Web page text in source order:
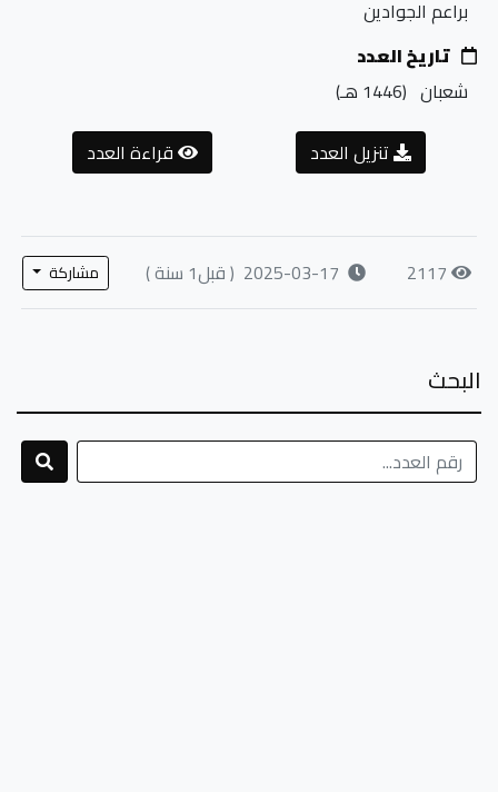
براعم الجوادين
تاريخ العدد
شعبان (1446 هـ)
تنزيل العدد
قراءة العدد
2117
2025-03-17 ( قبل1 سنة ) مشاركة
البحث